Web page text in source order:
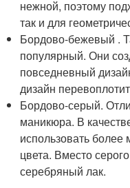
нежной, поэтому
так и для
Бордово-бежевый .
популярный. Они
повседневный
дизайн
Бордово-серый.
маникюра. В
использовать более
цвета. Вместо
серебряный лак.